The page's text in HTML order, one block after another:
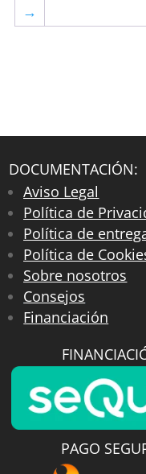
→
DOCUMENTACIÓN:
Aviso Legal
Política de
Política de
Política de
Sobre nosotros
Consejos
Financiación
PAGO